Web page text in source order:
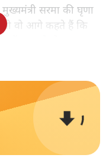
सरमा की घृणा
वो आगे कहते हैं कि